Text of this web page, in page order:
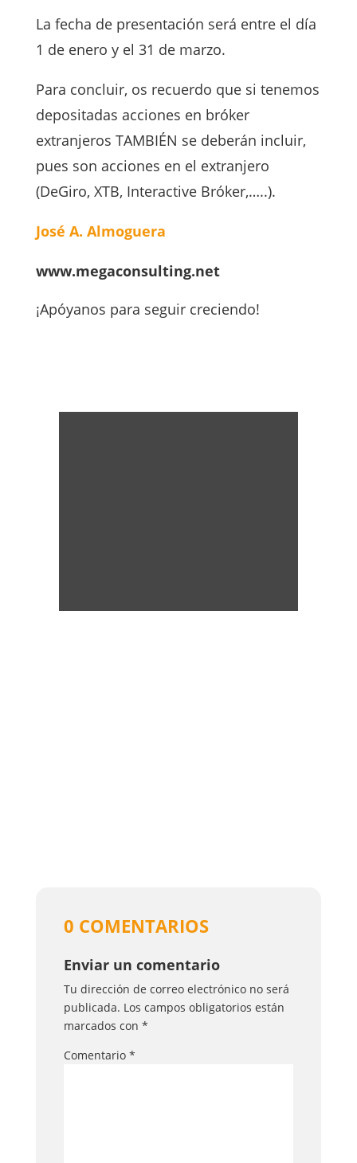
La fecha de presentación será entre el día
1 de enero y el 31 de marzo.
Para concluir, os recuerdo que si tenemos
depositadas acciones en bróker
extranjeros TAMBIÉN se deberán incluir,
pues son acciones en el extranjero
(DeGiro, XTB, Interactive Bróker,…..).
José A. Almoguera
www.megaconsulting.net
¡Apóyanos para seguir creciendo!
0 COMENTARIOS
Enviar un comentario
Tu dirección de correo electrónico no será
publicada. Los campos obligatorios están
marcados con *
Comentario *